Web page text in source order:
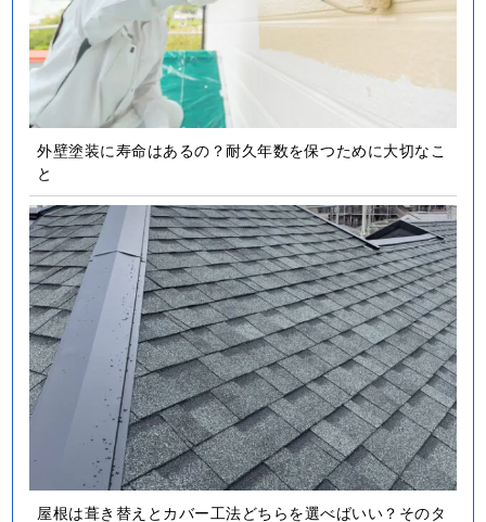
外壁塗装に寿命はあるの？耐久年数を保つために大切なこ
と
屋根は葺き替えとカバー工法どちらを選べばいい？そのタ